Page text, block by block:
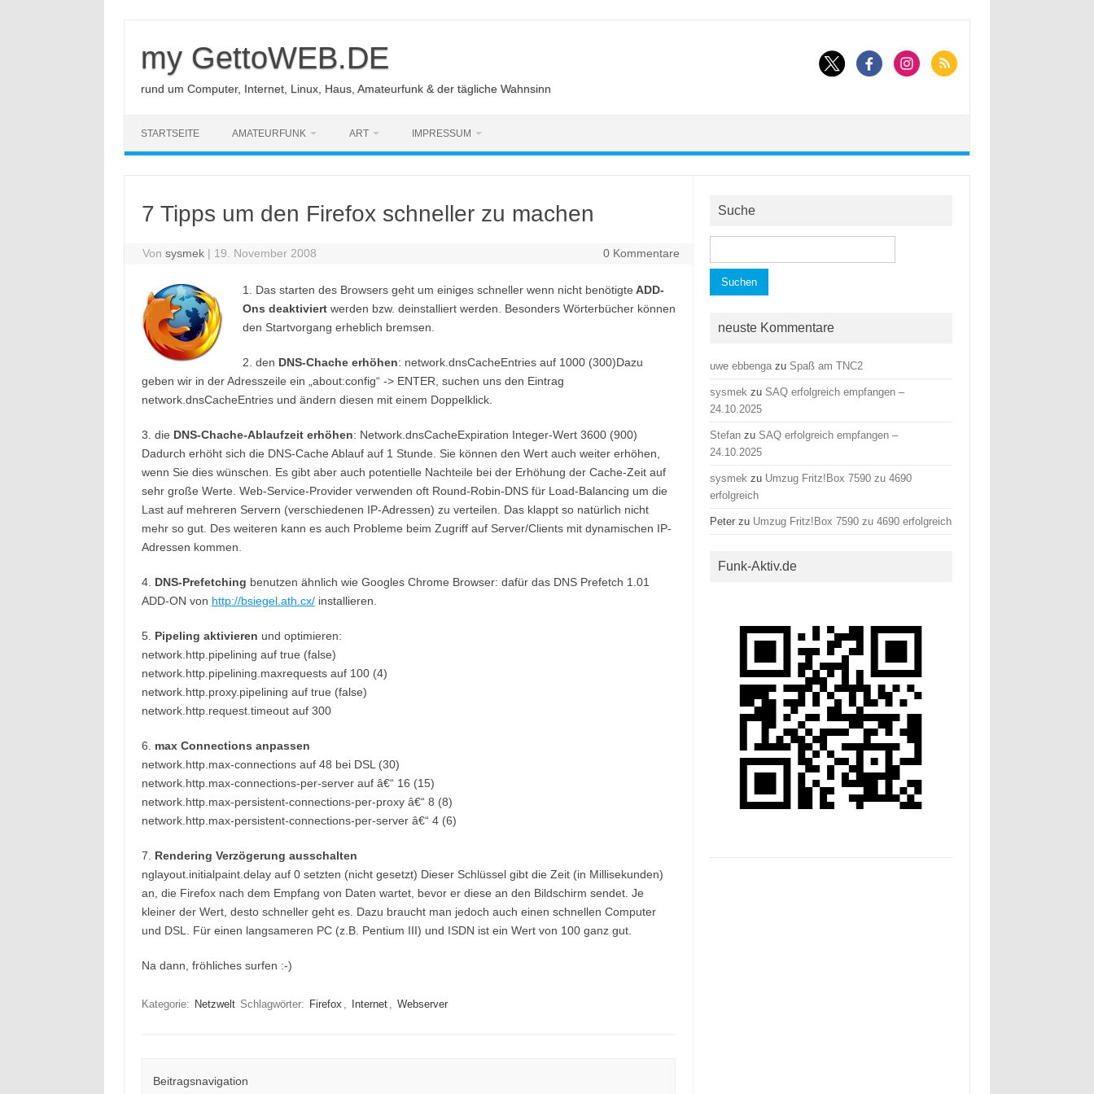
my GettoWEB.DE
rund um Computer, Internet, Linux, Haus, Amateurfunk & der tägliche Wahnsinn
STARTSEITE AMATEURFUNK ART IMPRESSUM
7 Tipps um den Firefox schneller zu machen
Vonsysmek | 19. November 2008 0 Kommentare
1. Das starten des Browsers geht um einiges schneller wenn nicht benötigte ADD-
Ons deaktiviertwerden bzw. deinstalliert werden. Besonders Wörterbücher können
den Startvorgang erheblich bremsen.
2. den DNS-Chache erhöhen: network.dnsCacheEntries auf 1000 (300)Dazu
geben wir in der Adresszeile ein „about:config“ -> ENTER, suchen uns den Eintrag
network.dnsCacheEntries und ändern diesen mit einem Doppelklick.
3. die DNS-Chache-Ablaufzeit erhöhen: Network.dnsCacheExpiration Integer-Wert 3600 (900)
Dadurch erhöht sich die DNS-Cache Ablauf auf 1 Stunde. Sie können den Wert auch weiter erhöhen,
wenn Sie dies wünschen. Es gibt aber auch potentielle Nachteile bei der Erhöhung der Cache-Zeit auf
sehr große Werte. Web-Service-Provider verwenden oft Round-Robin-DNS für Load-Balancing um die
Last auf mehreren Servern (verschiedenen IP-Adressen) zu verteilen. Das klappt so natürlich nicht
mehr so gut. Des weiteren kann es auch Probleme beim Zugriff auf Server/Clients mit dynamischen IP-
Adressen kommen.
4. DNS-Prefetching benutzen ähnlich wie Googles Chrome Browser: dafür das DNS Prefetch 1.01
ADD-ON von http://bsiegel.ath.cx/installieren.
5. Pipeling aktivieren und optimieren:
network.http.pipelining auf true (false)
network.http.pipelining.maxrequests auf 100 (4)
network.http.proxy.pipelining auf true (false)
network.http.request.timeout auf 300
6. max Connections anpassen
network.http.max-connections auf 48 bei DSL (30)
network.http.max-connections-per-server auf â€“ 16 (15)
network.http.max-persistent-connections-per-proxy â€“ 8 (8)
network.http.max-persistent-connections-per-server â€“ 4 (6)
7. Rendering Verzögerung ausschalten
nglayout.initialpaint.delay auf 0 setzten (nicht gesetzt) Dieser Schlüssel gibt die Zeit (in Millisekunden)
an, die Firefox nach dem Empfang von Daten wartet, bevor er diese an den Bildschirm sendet. Je
kleiner der Wert, desto schneller geht es. Dazu braucht man jedoch auch einen schnellen Computer
und DSL. Für einen langsameren PC (z.B. Pentium III) und ISDN ist ein Wert von 100 ganz gut.
Na dann, fröhliches surfen :-)
Kategorie: Netzwelt Schlagwörter: Firefox , Internet , Webserver
Beitragsnavigation
Suche
nach:
neuste Kommentare
uwe ebbenga zu Spaß am TNC2
sysmek zu SAQ erfolgreich empfangen –
24.10.2025
Stefan zu SAQ erfolgreich empfangen –
24.10.2025
sysmek zu Umzug Fritz!Box 7590 zu 4690
erfolgreich
Peter zu Umzug Fritz!Box 7590 zu 4690 erfolgreich
Funk-Aktiv.de